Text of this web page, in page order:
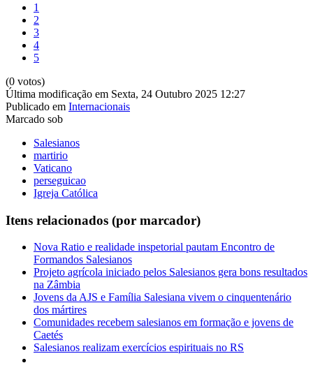
1
2
3
4
5
(0 votos)
Última modificação em Sexta, 24 Outubro 2025 12:27
Publicado em Internacionais
Marcado sob
Salesianos
martirio
Vaticano
perseguicao
Igreja Católica
Itens relacionados (por marcador)
Nova Ratio e realidade inspetorial pautam Encontro de
Formandos Salesianos
Projeto agrícola iniciado pelos Salesianos gera bons resultados
na Zâmbia
Jovens da AJS e Família Salesiana vivem o cinquentenário
dos mártires
Comunidades recebem salesianos em formação e jovens de
Caetés
Salesianos realizam exercícios espirituais no RS